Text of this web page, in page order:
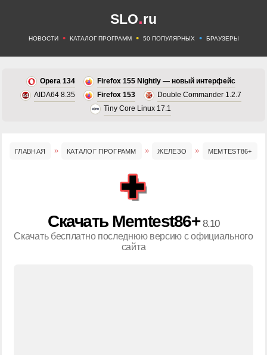
SLO.ru
НОВОСТИ • КАТАЛОГ ПРОГРАММ • 50 ПОПУЛЯРНЫХ • БРАУЗЕРЫ
Opera 134
Firefox 155 Nightly — новый интерфейс
AIDA64 8.35
Firefox 153
Double Commander 1.2.7
Tiny Core Linux 17.1
ГЛАВНАЯ КАТАЛОГ ПРОГРАММ ЖЕЛЕЗО MEMTEST86+
Скачать Memtest86+ 8.10
Скачать бесплатно последнюю версию с официального
сайта